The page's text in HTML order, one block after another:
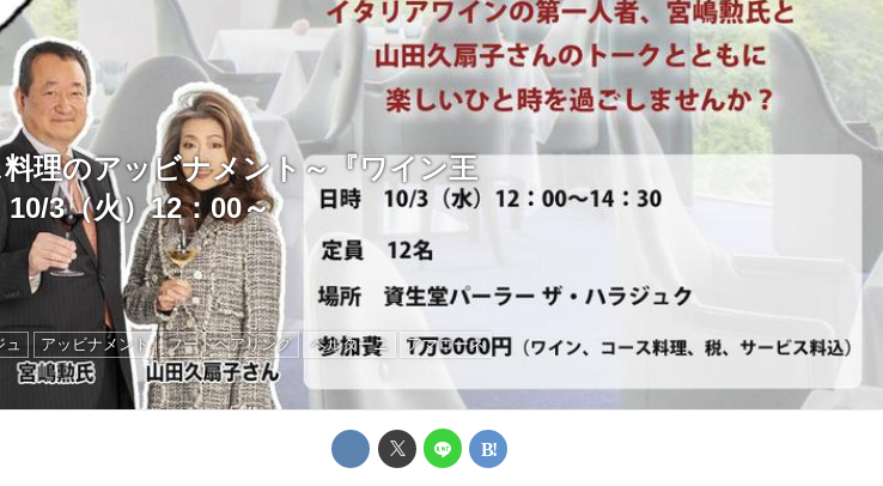
理のアッビナメント～『ワイン王
3（火）12：00～
アッビナメント フードペアリング ベルターニ
アマローネ